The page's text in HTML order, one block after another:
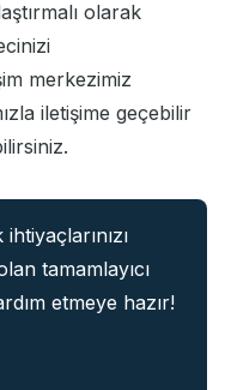
olarak
merkezimiz
iletişime geçebilir
tamamlayıcı
etmeye hazır!